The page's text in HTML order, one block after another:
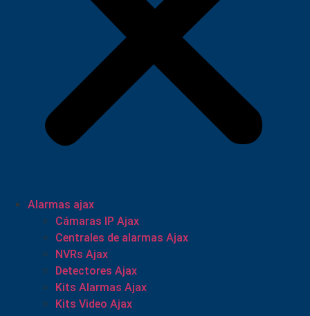
Alarmas ajax
Cámaras IP Ajax
Centrales de alarmas Ajax
NVRs Ajax
Detectores Ajax
Kits Alarmas Ajax
Kits Video Ajax